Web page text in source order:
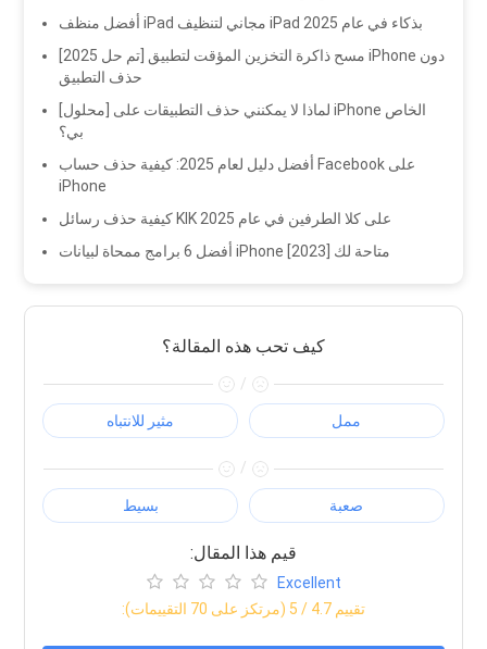
أفضل منظف iPad مجاني لتنظيف iPad بذكاء في عام 2025
[تم حل 2025] مسح ذاكرة التخزين المؤقت لتطبيق iPhone دون
حذف التطبيق
[محلول] لماذا لا يمكنني حذف التطبيقات على iPhone الخاص
بي؟
أفضل دليل لعام 2025: كيفية حذف حساب Facebook على
iPhone
كيفية حذف رسائل KIK على كلا الطرفين في عام 2025
أفضل 6 برامج ممحاة لبيانات iPhone متاحة لك [2023]
كيف تحب هذه المقالة؟
/
مثير للانتباه ممل
/
بسيط صعبة
:قيم هذا المقال
Excellent
:تقييم 4.7 / 5 (مرتكز على 70 التقييمات)